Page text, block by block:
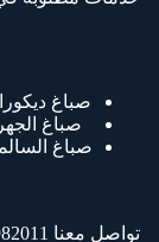
صباغ
صباغ
صباغ
تواصل معنا 94982011